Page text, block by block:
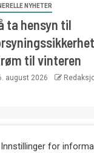
NYHETER
ta hensyn til
til vinteren
august 2026
Tlf. 92 63 86 82.
Innstillinger for